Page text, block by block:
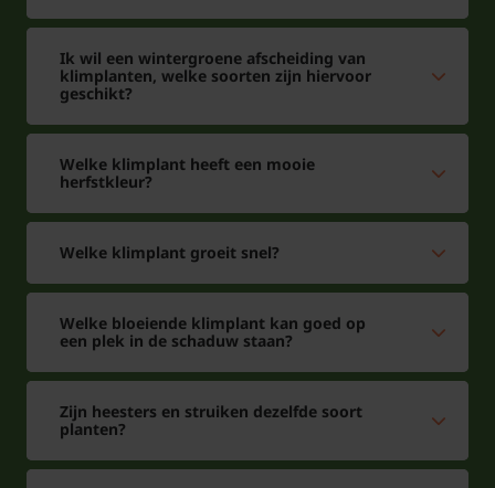
Ik wil een wintergroene afscheiding van
klimplanten, welke soorten zijn hiervoor
geschikt?
Welke klimplant heeft een mooie
herfstkleur?
Welke klimplant groeit snel?
Welke bloeiende klimplant kan goed op
een plek in de schaduw staan?
Zijn heesters en struiken dezelfde soort
planten?